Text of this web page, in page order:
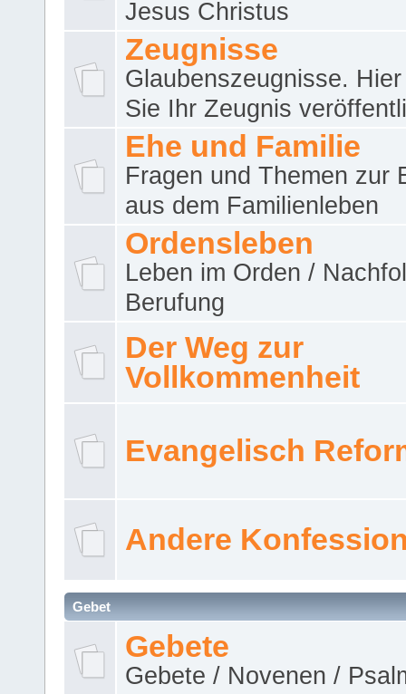
Jesus Christus
Zeugnisse
Glaubenszeugnisse.
Sie Ihr Zeugnis
Ehe und Familie
Fragen und Themen zur
aus dem Familienleben
Ordensleben
Leben im Orden /
Berufung
Der Weg zur
Vollkommenheit
Evangelisch
Andere
Gebet
Gebete
Gebete / Novenen /